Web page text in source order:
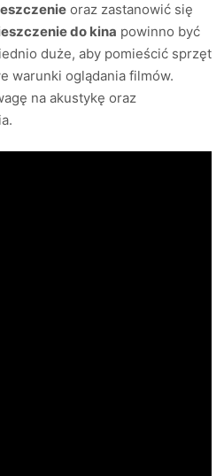
oraz zastanowić się
do kina powinno być
duże, aby pomieścić sprzęt
warunki oglądania filmów.
na akustykę oraz